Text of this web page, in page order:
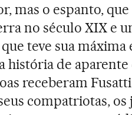
mas o espanto,
no século XIX e
teve sua máxima
história de
receberam
compatriotas, os